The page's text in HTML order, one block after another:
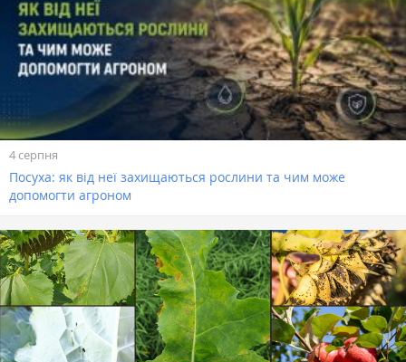
4 серпня
Посуха: як від неї захищаються рослини та чим може
допомогти агроном